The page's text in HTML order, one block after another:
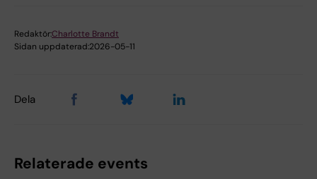
Redaktör:Charlotte Brandt
Sidan uppdaterad:2026-05-11
Dela
Relaterade events